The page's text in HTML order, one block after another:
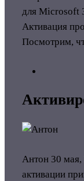
для Microsoft
Активация
Посмотрим,
Антон 30 мая,
активации